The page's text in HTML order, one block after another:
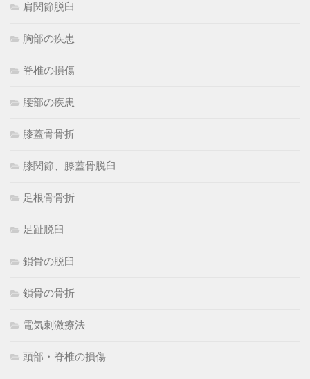
肩関節脱臼
胸部の疾患
脊椎の損傷
腰部の疾患
膝蓋骨骨折
膝関節、膝蓋骨脱臼
足根骨骨折
足趾脱臼
鎖骨の脱臼
鎖骨の骨折
電気刺激療法
頭部・脊椎の損傷